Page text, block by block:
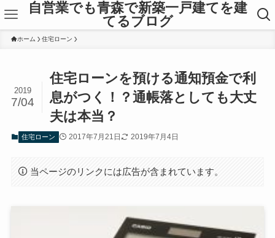
自営業でも青森で新築一戸建てを建
てるブログ
ホーム 住宅ローン
住宅ローンを預ける通知預金で利
息がつく！？通帳落としても大丈
夫は本当？
2019
7/04
住宅ローン 2017年7月21日 2019年7月4日
当ページのリンクには広告が含まれています。